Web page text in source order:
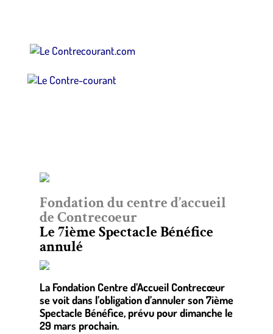
Fondation du centre d’accueil
de Contrecoeur
Le 7ième Spectacle Bénéfice
annulé
La Fondation Centre d’Accueil Contrecœur
se voit dans l’obligation d’annuler son 7ième
Spectacle Bénéfice, prévu pour dimanche le
29 mars prochain.